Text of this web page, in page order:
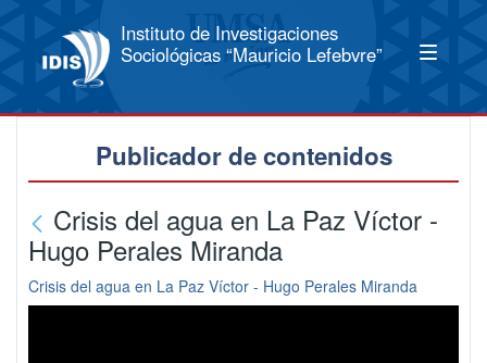
Instituto de Investigaciones
Sociológicas “Mauricio Lefebvre”
Publicador de contenidos
Crisis del agua en La Paz Víctor -
Hugo Perales Miranda
Crisis del agua en La Paz Víctor - Hugo Perales Miranda